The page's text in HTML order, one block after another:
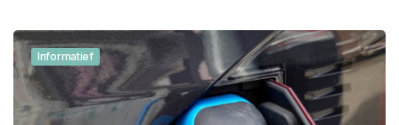
Informatief